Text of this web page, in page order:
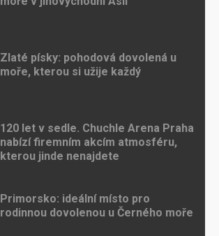
Zlaté písky: pohodová dovolená u
moře, kterou si užije každý
120 let v sedle. Chuchle Arena Praha
nabízí firemním akcím atmosféru,
kterou jinde nenajdete
Primorsko: ideální místo pro
rodinnou dovolenou u Černého moře